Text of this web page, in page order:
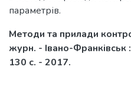
параметрів.
Методи та прилади
журн. - Івано-
130 с. - 2017.